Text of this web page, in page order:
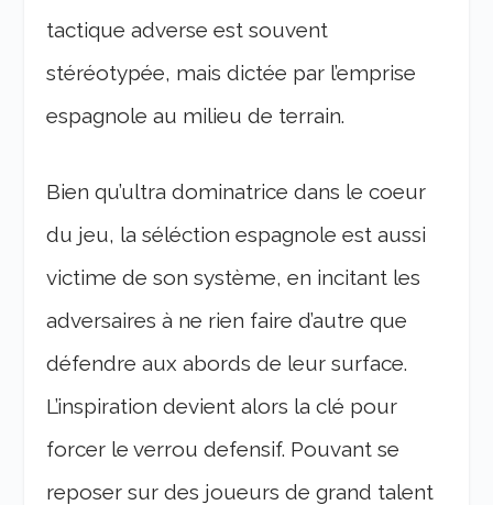
tactique adverse est souvent
stéréotypée, mais dictée par l’emprise
espagnole au milieu de terrain.
Bien qu’ultra dominatrice dans le coeur
du jeu, la séléction espagnole est aussi
victime de son système, en incitant les
adversaires à ne rien faire d’autre que
défendre aux abords de leur surface.
L’inspiration devient alors la clé pour
forcer le verrou defensif. Pouvant se
reposer sur des joueurs de grand talent